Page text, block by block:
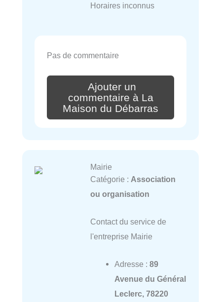
Horaires inconnus
Pas de commentaire
Ajouter un
commentaire à La
Maison du Débarras
Mairie
Catégorie : Association
ou organisation
Contact du service de
l'entreprise Mairie
Adresse : 89
Avenue du Général
Leclerc, 78220